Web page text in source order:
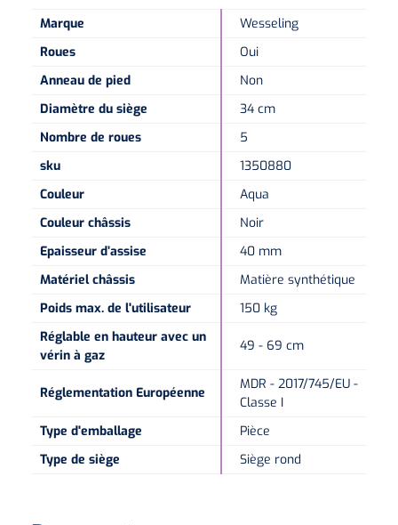
Marque
Wesseling
Roues
Oui
Anneau de pied
Non
Diamètre du siège
34 cm
Nombre de roues
5
sku
1350880
Couleur
Aqua
Couleur châssis
Noir
Epaisseur d’assise
40 mm
Matériel châssis
Matière synthétique
Poids max. de l'utilisateur
150 kg
Réglable en hauteur avec un
vérin à gaz
49 - 69 cm
Réglementation Européenne
MDR - 2017/745/EU -
Classe I
Type d'emballage
Pièce
Type de siège
Siège rond